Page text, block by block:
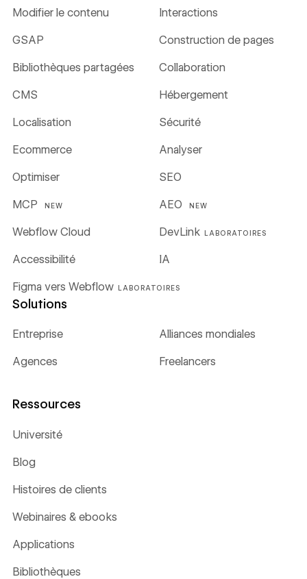
Modifier le contenu Interactions
GSAP Construction de pages
Bibliothèques partagées Collaboration
CMS Hébergement
Localisation Sécurité
Ecommerce Analyser
Optimiser SEO
MCP NEW AEO NEW
Webflow Cloud DevLink LABORATOIRES
Figma vers Webflow LABORATOIRES
Accessibilité IA
Solutions
Entreprise Alliances mondiales
Agences Freelancers
Ressources
Université
Blog
Histoires de clients
Webinaires & ebooks
Applications
Bibliothèques